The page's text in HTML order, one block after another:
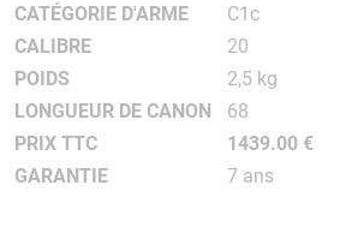
CATÉGORIE D'ARME
C1c
CALIBRE
20
POIDS
2,5 kg
LONGUEUR DE CANON
68
PRIX TTC
1439.00 €
GARANTIE
7 ans